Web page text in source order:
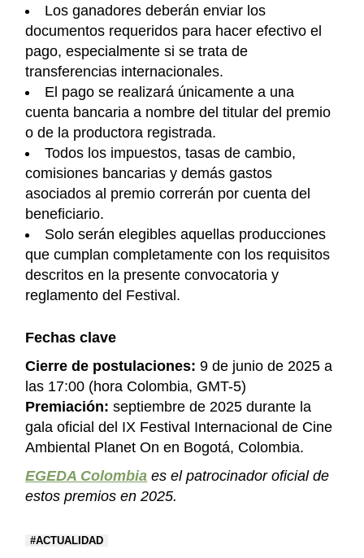
Los ganadores deberán enviar los
documentos requeridos para hacer efectivo el
pago, especialmente si se trata de
transferencias internacionales.
El pago se realizará únicamente a una
cuenta bancaria a nombre del titular del premio
o de la productora registrada.
Todos los impuestos, tasas de cambio,
comisiones bancarias y demás gastos
asociados al premio correrán por cuenta del
beneficiario.
Solo serán elegibles aquellas producciones
que cumplan completamente con los requisitos
descritos en la presente convocatoria y
reglamento del Festival.
Fechas clave
Cierre de postulaciones: 9 de junio de 2025 a
las 17:00 (hora Colombia, GMT-5)
Premiación: septiembre de 2025 durante la
gala oficial del IX Festival Internacional de Cine
Ambiental Planet On en Bogotá, Colombia.
EGEDA Colombia es el patrocinador oficial de
estos premios en 2025.
ACTUALIDAD